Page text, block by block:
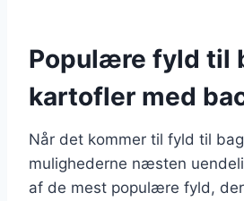
Populære fyld til
kartofler med
Når det kommer til fyld til
mulighederne næsten
af de mest populære fyld,